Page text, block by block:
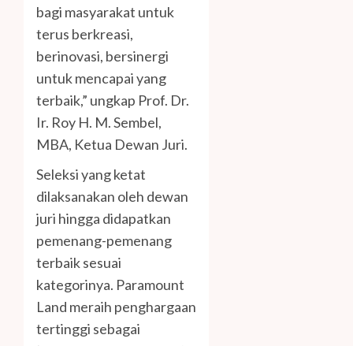
bagi masyarakat untuk
terus berkreasi,
berinovasi, bersinergi
untuk mencapai yang
terbaik,” ungkap Prof. Dr.
Ir. Roy H. M. Sembel,
MBA, Ketua Dewan Juri.
Seleksi yang ketat
dilaksanakan oleh dewan
juri hingga didapatkan
pemenang-pemenang
terbaik sesuai
kategorinya. Paramount
Land meraih penghargaan
tertinggi sebagai